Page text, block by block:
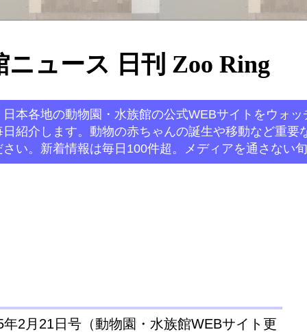
ュース 日刊 Zoo Ring
本各地の動物園・水族館の公式WEBサイトをウォ
紹介します。動物の赤ちゃんの誕生や移動など重要
い。新着情報は毎日100件超。メディアを通さない旬
2月21日号（動物園・水族館WEBサイト更